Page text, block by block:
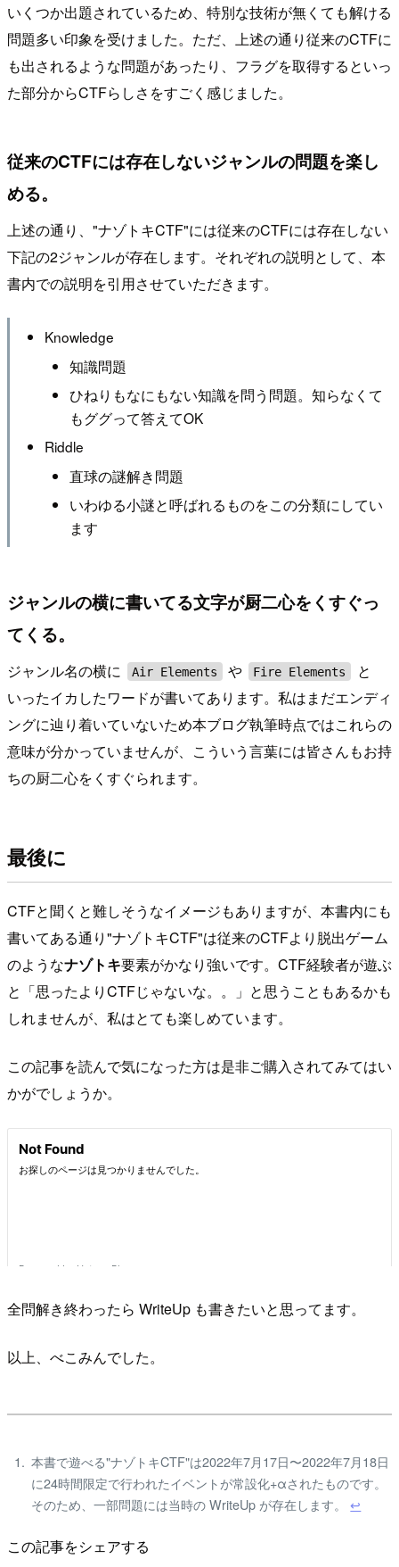
いくつか出題されているため、特別な技術が無くても解ける
問題多い印象を受けました。ただ、上述の通り従来のCTFに
も出されるような問題があったり、フラグを取得するといっ
た部分からCTFらしさをすごく感じました。
従来のCTFには存在しないジャンルの問題を楽し
める。
上述の通り、"ナゾトキCTF"には従来のCTFには存在しない
下記の2ジャンルが存在します。それぞれの説明として、本
書内での説明を引用させていただきます。
Knowledge
知識問題
ひねりもなにもない知識を問う問題。知らなくて
もググって答えてOK
Riddle
直球の謎解き問題
いわゆる小謎と呼ばれるものをこの分類にしてい
ます
ジャンルの横に書いてる文字が厨二心をくすぐっ
てくる。
ジャンル名の横に Air Elements や Fire Elements
と
いったイカしたワードが書いてあります。私はまだエンディ
ングに辿り着いていないため本ブログ執筆時点ではこれらの
意味が分かっていませんが、こういう言葉には皆さんもお持
ちの厨二心をくすぐられます。
最後に
CTFと聞くと難しそうなイメージもありますが、本書内にも
書いてある通り"ナゾトキCTF"は従来のCTFより脱出ゲーム
のようなナゾトキ要素がかなり強いです。CTF経験者が遊ぶ
と「思ったよりCTFじゃないな。。」と思うこともあるかも
しれませんが、私はとても楽しめています。
この記事を読んで気になった方は是非ご購入されてみてはい
かがでしょうか。
全問解き終わったら WriteUp も書きたいと思ってます。
以上、べこみんでした。
本書で遊べる"ナゾトキCTF"は2022年7月17日〜2022年7月18日
に24時間限定で行われたイベントが常設化+αされたものです。
そのため、一部問題には当時の WriteUp が存在します。↩
この記事をシェアする